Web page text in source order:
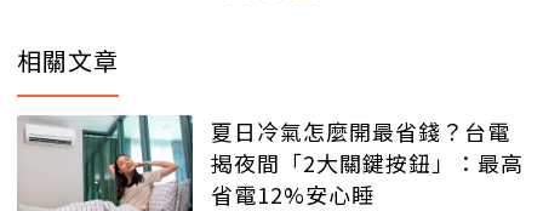
相關文章
夏日冷氣怎麼開最省錢？台電
揭夜間「2大關鍵按鈕」：最高
省電12%安心睡